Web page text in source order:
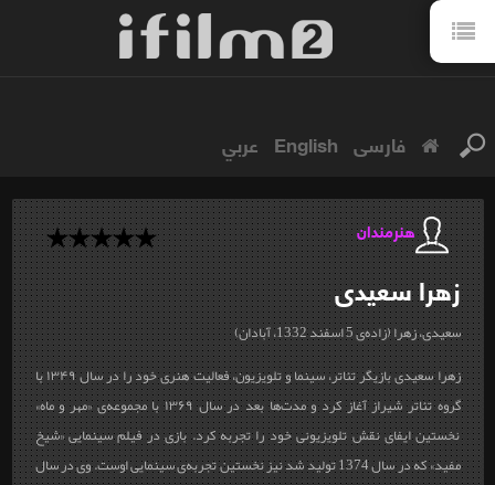
فارسی English عربي
هنرمندان
زهراسعیدی
سعیدی، زهرا (زاده‌ی 5 اسفند 1332، آبادان)
زهرا سعیدی بازیگر تئاتر، سینما و تلویزیون، فعالیت هنری خود را در سال ۱۳۴۹ با
گروه تئاتر شیراز آغاز کرد و مدت‌ها بعد در سال ۱۳۶۹ با مجموعه‌ی «مهر و ماه»
نخستین ایفای نقش تلویزیونی خود را تجربه کرد. بازی در فیلم سینمایی «شیخ
مفید» که در سال 1374 تولید شد نیز نخستین تجربه‌ی سینمایی اوست. وی در سال